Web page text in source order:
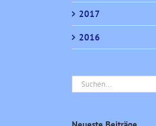
2017
2016
Suche
nach: